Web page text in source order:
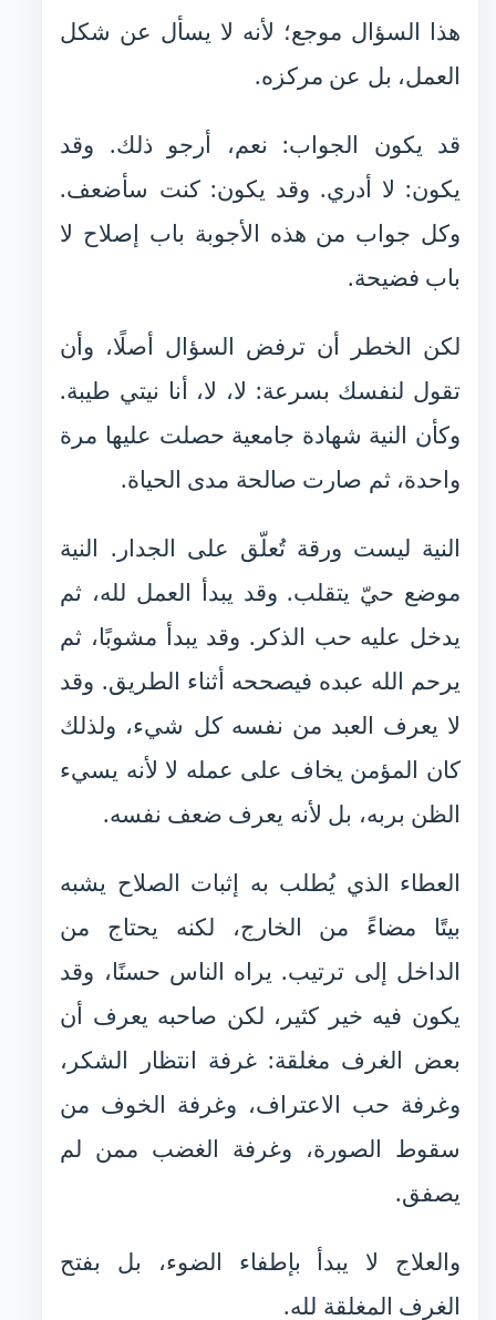
هذا السؤال موجع؛ لأنه لا يسأل عن شكل
العمل، بل عن مركزه.
قد يكون الجواب: نعم، أرجو ذلك. وقد
يكون: لا أدري. وقد يكون: كنت سأضعف.
وكل جواب من هذه الأجوبة باب إصلاح لا
باب فضيحة.
لكن الخطر أن ترفض السؤال أصلًا، وأن
تقول لنفسك بسرعة: لا، لا، أنا نيتي طيبة.
وكأن النية شهادة جامعية حصلت عليها مرة
واحدة، ثم صارت صالحة مدى الحياة.
النية ليست ورقة تُعلّق على الجدار. النية
موضع حيّ يتقلب. وقد يبدأ العمل لله، ثم
يدخل عليه حب الذكر. وقد يبدأ مشوبًا، ثم
يرحم الله عبده فيصححه أثناء الطريق. وقد
لا يعرف العبد من نفسه كل شيء، ولذلك
كان المؤمن يخاف على عمله لا لأنه يسيء
الظن بربه، بل لأنه يعرف ضعف نفسه.
العطاء الذي يُطلب به إثبات الصلاح يشبه
بيتًا مضاءً من الخارج، لكنه يحتاج من
الداخل إلى ترتيب. يراه الناس حسنًا، وقد
يكون فيه خير كثير، لكن صاحبه يعرف أن
بعض الغرف مغلقة: غرفة انتظار الشكر،
وغرفة حب الاعتراف، وغرفة الخوف من
سقوط الصورة، وغرفة الغضب ممن لم
يصفق.
والعلاج لا يبدأ بإطفاء الضوء، بل بفتح
الغرف المغلقة لله.